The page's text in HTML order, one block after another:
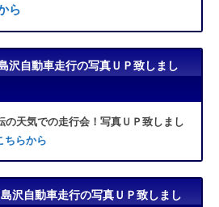
ら
自動車走行の写真ＵＰ致しまし
天気での走行会！写真ＵＰ致しまし
らから
沢自動車走行の写真ＵＰ致しまし